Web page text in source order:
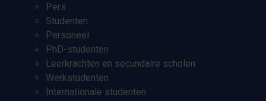
Pers
Studenten
Personeel
PhD-studenten
Leerkrachten en secundaire scholen
Werkstudenten
Internationale studenten